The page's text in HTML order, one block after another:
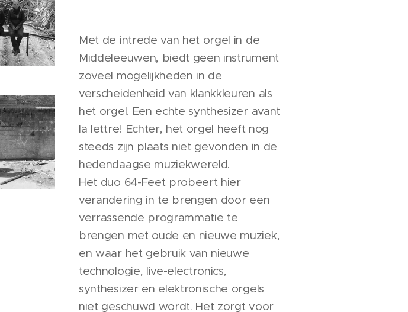
Met de intrede van het orgel in de
Middeleeuwen, biedt geen instrument
zoveel mogelijkheden in de
verscheidenheid van klankkleuren als
het orgel. Een echte synthesizer avant
la lettre! Echter, het orgel heeft nog
steeds zijn plaats niet gevonden in de
hedendaagse muziekwereld.
Het duo 64-Feet probeert hier
verandering in te brengen door een
verrassende programmatie te
brengen met oude en nieuwe muziek,
en waar het gebruik van nieuwe
technologie, live-electronics,
synthesizer en elektronische orgels
niet geschuwd wordt. Het zorgt voor